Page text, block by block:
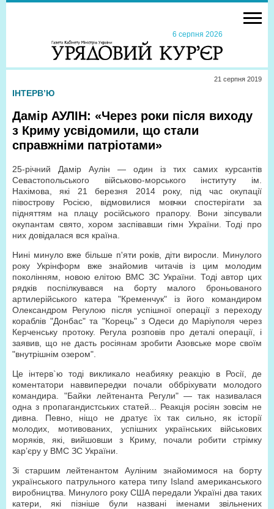
6 серпня 2026
21 серпня 2019
ІНТЕРВ’Ю
Дамір АУЛІН: «Через роки після виходу
з Криму усвідомили, що стали
справжніми патріотами»
25-річний Дамір Аулін — один із тих самих курсантів
Севастопольського військово-морського інституту ім.
Нахімова, які 21 березня 2014 року, під час окупації
півострову Росією, відмовилися мовчки спостерігати за
підняттям на плацу російського прапору. Вони зіпсували
окупантам свято, хором заспівавши гімн України. Тоді про
них довідалася вся країна.
Нині минуло вже більше п'яти років, діти виросли. Минулого
року Укрінформ вже знайомив читачів із цим молодим
поколінням, новою елітою ВМС ЗС України. Тоді автор цих
рядків поспілкувався на борту малого броньованого
артилерійського катера "Кременчук" із його командиром
Олександром Регулою після успішної операції з переходу
кораблів "Донбас" та "Корець" з Одеси до Маріуполя через
Керченську протоку. Регула розповів про деталі операції, і
заявив, що не дасть росіянам зробити Азовське море своїм
"внутрішнім озером".
Це інтерв`ю тоді викликало неабияку реакцію в Росії, де
коментатори наввипередки почали оббріхувати молодого
командира. "Байки лейтенанта Регули" — так називалася
одна з пропагандистських статей... Реакція росіян зовсім не
дивна. Певно, ніщо не дратує їх так сильно, як історії
молодих, мотивованих, успішних українських військових
моряків, які, вийшовши з Криму, почали робити стрімку
кар’єру у ВМС ЗС України.
Зі старшим лейтенантом Ауліним знайомимося на борту
українського патрульного катера типу Island американського
виробництва. Минулого року США передали Україні два таких
катери, які пізніше були названі іменами звільнених